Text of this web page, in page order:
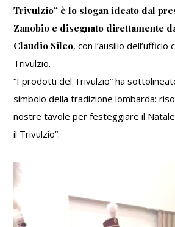
Trivulzio” è lo slogan ideato dal
Zanobio e disegnato direttamente
Claudio Sileo, con l’ausilio dell’ufficio
Trivulzio.
“I prodotti del Trivulzio” ha
simbolo della tradizione lombarda:
nostre tavole per festeggiare il
il Trivulzio”.